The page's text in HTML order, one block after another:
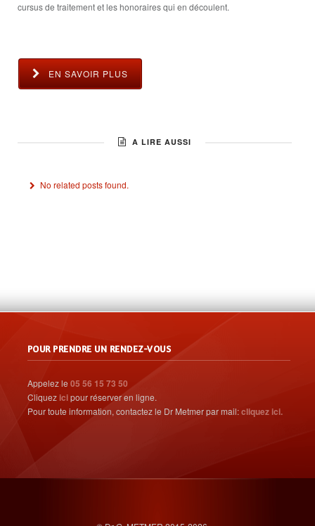
cursus de traitement et les honoraires qui en découlent.
EN SAVOIR PLUS
A LIRE AUSSI
No related posts found.
POUR PRENDRE UN RENDEZ-VOUS
Appelez le 05 56 15 73 50
Cliquez icipour réserver en ligne.
Pour toute information, contactez le Dr Metmer par mail:cliquez ici.